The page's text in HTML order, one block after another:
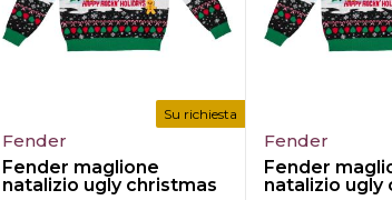
Su richiesta
Fender
Fender maglione
natalizio ugly christmas
Fender
Fender
natalizio ugly